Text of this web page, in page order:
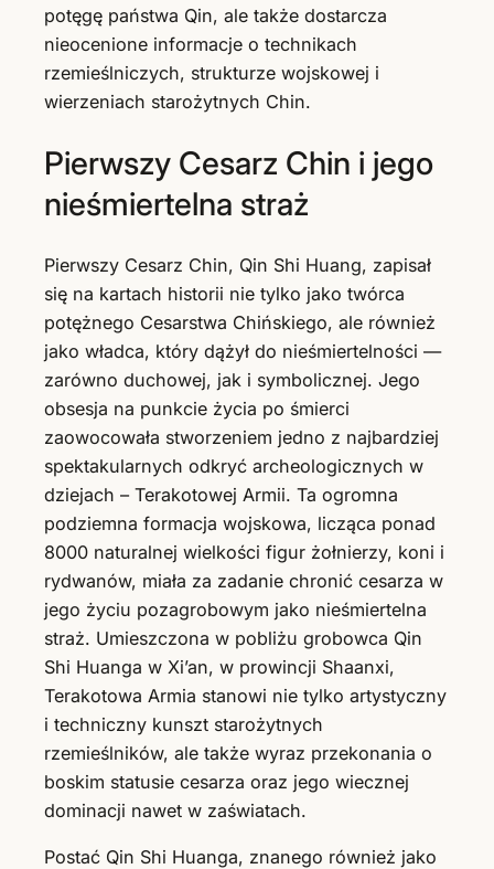
potęgę państwa Qin, ale także dostarcza
nieocenione informacje o technikach
rzemieślniczych, strukturze wojskowej i
wierzeniach starożytnych Chin.
Pierwszy Cesarz Chin i jego
nieśmiertelna straż
Pierwszy Cesarz Chin, Qin Shi Huang, zapisał
się na kartach historii nie tylko jako twórca
potężnego Cesarstwa Chińskiego, ale również
jako władca, który dążył do nieśmiertelności —
zarówno duchowej, jak i symbolicznej. Jego
obsesja na punkcie życia po śmierci
zaowocowała stworzeniem jedno z najbardziej
spektakularnych odkryć archeologicznych w
dziejach – Terakotowej Armii. Ta ogromna
podziemna formacja wojskowa, licząca ponad
8000 naturalnej wielkości figur żołnierzy, koni i
rydwanów, miała za zadanie chronić cesarza w
jego życiu pozagrobowym jako nieśmiertelna
straż. Umieszczona w pobliżu grobowca Qin
Shi Huanga w Xi’an, w prowincji Shaanxi,
Terakotowa Armia stanowi nie tylko artystyczny
i techniczny kunszt starożytnych
rzemieślników, ale także wyraz przekonania o
boskim statusie cesarza oraz jego wiecznej
dominacji nawet w zaświatach.
Postać Qin Shi Huanga, znanego również jako